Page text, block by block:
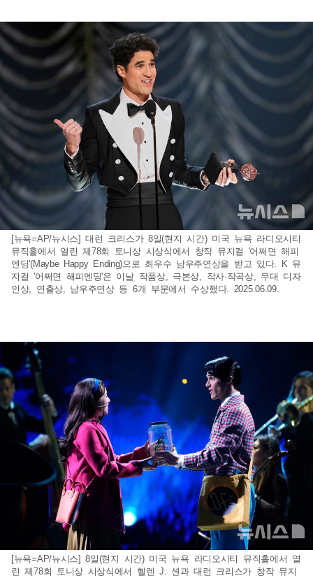
[뉴욕=AP/뉴시스] 대런 크리스가 8일(현지 시간) 미국 뉴욕 라디오시티
뮤직홀에서 열린 제78회 토니상 시상식에서 창작 뮤지컬 '어쩌면 해피
엔딩'(Maybe Happy Ending)으로 최우수 남우주연상을 받고 있다. K 뮤
지컬 '어쩌면 해피엔딩'은 이날 작품상, 극본상, 작사·작곡상, 무대 디자
인상, 연출상, 남우주연상 등 6개 부문에서 수상했다. 2025.06.09.
[뉴욕=AP/뉴시스] 8일(현지 시간) 미국 뉴욕 라디오시티 뮤직홀에서 열
린 제78회 토니상 시상식에서 헬렌 J. 셴과 대런 크리스가 창작 뮤지